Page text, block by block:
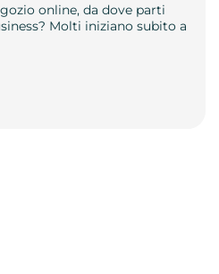
online, da dove parti
Molti iniziano subito a